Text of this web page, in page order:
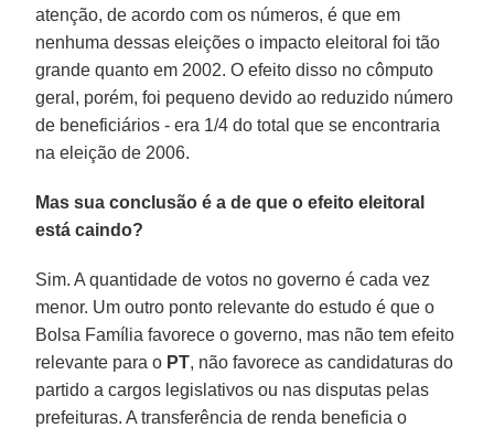
atenção, de acordo com os números, é que em
nenhuma dessas eleições o impacto eleitoral foi tão
grande quanto em 2002. O efeito disso no cômputo
geral, porém, foi pequeno devido ao reduzido número
de beneficiários - era 1/4 do total que se encontraria
na eleição de 2006.
Mas sua conclusão é a de que o efeito eleitoral
está caindo?
Sim. A quantidade de votos no governo é cada vez
menor. Um outro ponto relevante do estudo é que o
Bolsa Família favorece o governo, mas não tem efeito
relevante para o PT, não favorece as candidaturas do
partido a cargos legislativos ou nas disputas pelas
prefeituras. A transferência de renda beneficia o